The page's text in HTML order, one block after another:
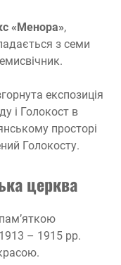
«Менора»,
з семи
експозиція
і Голокост в
просторі
Голокосту.
церква
– 1915 рр.